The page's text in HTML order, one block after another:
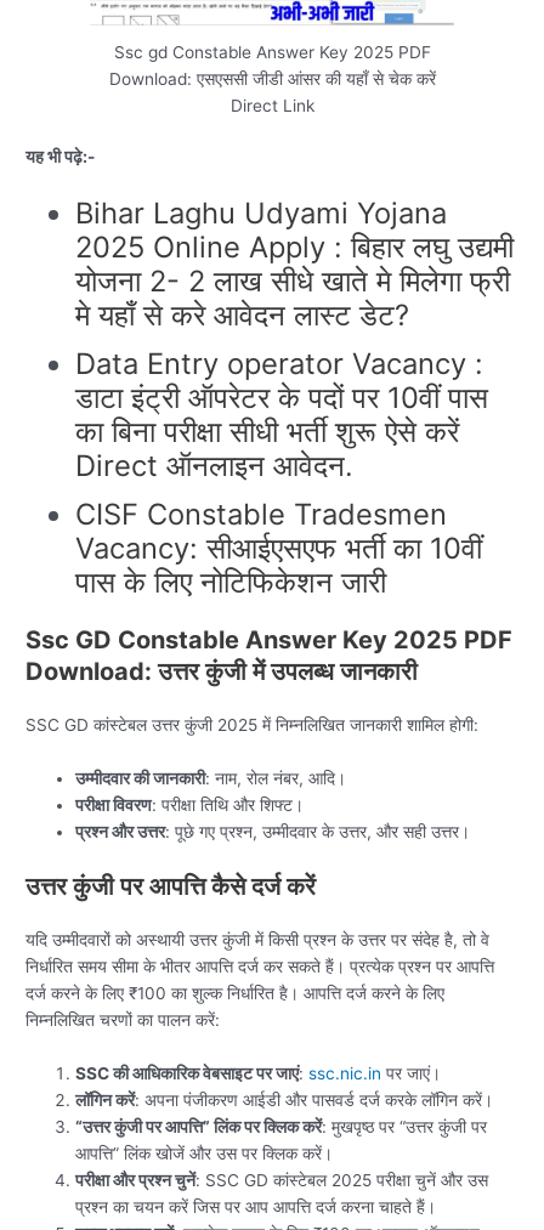
Ssc gd Constable Answer Key 2025 PDF
Download: एसएससी जीडी आंसर की यहाँ से चेक करें
Direct Link
यह भी पढ़े:-
Bihar Laghu Udyami Yojana
2025 Online Apply : बिहार लघु उद्यमी
योजना 2- 2 लाख सीधे खाते मे मिलेगा फ्री
मे यहाँ से करे आवेदन लास्ट डेट?
Data Entry operator Vacancy :
डाटा इंट्री ऑपरेटर के पदों पर 10वीं पास
का बिना परीक्षा सीधी भर्ती शुरू ऐसे करें
Direct ऑनलाइन आवेदन.
CISF Constable Tradesmen
Vacancy: सीआईएसएफ भर्ती का 10वीं
पास के लिए नोटिफिकेशन जारी
Ssc GD Constable Answer Key 2025 PDF
Download: उत्तर कुंजी में उपलब्ध जानकारी
SSC GD कांस्टेबल उत्तर कुंजी 2025 में निम्नलिखित जानकारी शामिल होगी:
उम्मीदवार की जानकारी: नाम, रोल नंबर, आदि।
परीक्षा विवरण: परीक्षा तिथि और शिफ्ट।
प्रश्न और उत्तर: पूछे गए प्रश्न, उम्मीदवार के उत्तर, और सही उत्तर।
उत्तर कुंजी पर आपत्ति कैसे दर्ज करें
यदि उम्मीदवारों को अस्थायी उत्तर कुंजी में किसी प्रश्न के उत्तर पर संदेह है, तो वे
निर्धारित समय सीमा के भीतर आपत्ति दर्ज कर सकते हैं। प्रत्येक प्रश्न पर आपत्ति
दर्ज करने के लिए ₹100 का शुल्क निर्धारित है। आपत्ति दर्ज करने के लिए
निम्नलिखित चरणों का पालन करें:
SSC की आधिकारिक वेबसाइट पर जाएं:ssc.nic.in पर जाएं।
लॉगिन करें: अपना पंजीकरण आईडी और पासवर्ड दर्ज करके लॉगिन करें।
“उत्तर कुंजी पर आपत्ति” लिंक पर क्लिक करें: मुखपृष्ठ पर “उत्तर कुंजी पर
आपत्ति” लिंक खोजें और उस पर क्लिक करें।
परीक्षा और प्रश्न चुनें: SSC GD कांस्टेबल 2025 परीक्षा चुनें और उस
प्रश्न का चयन करें जिस पर आप आपत्ति दर्ज करना चाहते हैं।